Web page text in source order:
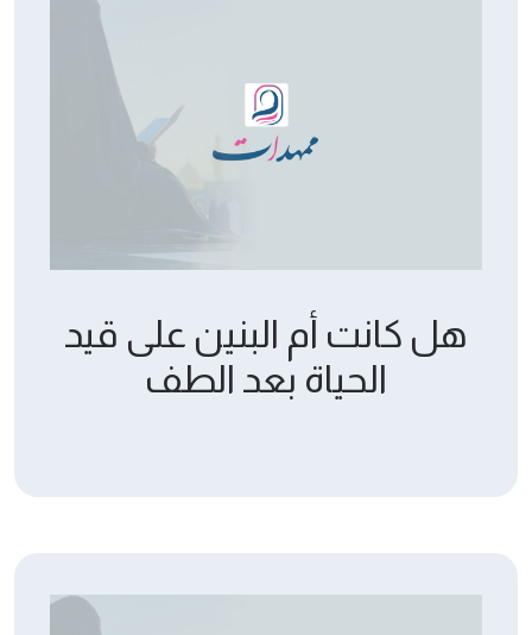
هل كانت أم البنين على قيد
الحياة بعد الطف